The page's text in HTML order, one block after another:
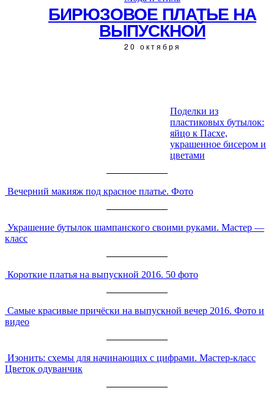
БИРЮЗОВОЕ ПЛАТЬЕ НА
ВЫПУСКНОЙ
20 октября
Поделки из
пластиковых бутылок:
яйцо к Пасхе,
украшенное бисером и
цветами
Вечерний макияж под красное платье. Фото
Украшение бутылок шампанского своими руками. Мастер —
класс
Короткие платья на выпускной 2016. 50 фото
Самые красивые причёски на выпускной вечер 2016. Фото и
видео
Изонить: схемы для начинающих с цифрами. Мастер-класс
Цветок одуванчик